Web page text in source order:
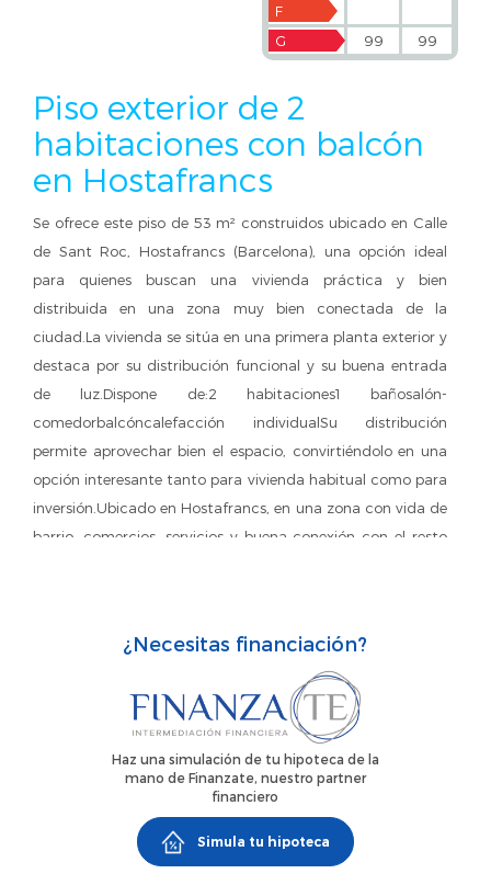
F
G
99 99
Piso exterior de 2
habitaciones con balcón
en Hostafrancs
Se ofrece este piso de 53 m² construidos ubicado en Calle
de Sant Roc, Hostafrancs (Barcelona), una opción ideal
para quienes buscan una vivienda práctica y bien
distribuida en una zona muy bien conectada de la
ciudad.La vivienda se sitúa en una primera planta exterior y
destaca por su distribución funcional y su buena entrada
de luz.Dispone de:2 habitaciones1 bañosalón-
comedorbalcóncalefacción individualSu distribución
permite aprovechar bien el espacio, convirtiéndolo en una
opción interesante tanto para vivienda habitual como para
inversión.Ubicado en Hostafrancs, en una zona con vida de
barrio, comercios, servicios y buena conexión con el resto
individualPrecio:275.000 €Condiciones:Honorarios de
intermediación no incluidos en el precioGastos e impuestos
no incluidosConsultar condiciones de la operaciónUna
buena oportunidad para quienes buscan una vivienda
funcional en Barcelona.
¿Necesitas financiación?
Haz una simulación de tu hipoteca de la
mano de Finanzate, nuestro partner
financiero
Simula tu hipoteca